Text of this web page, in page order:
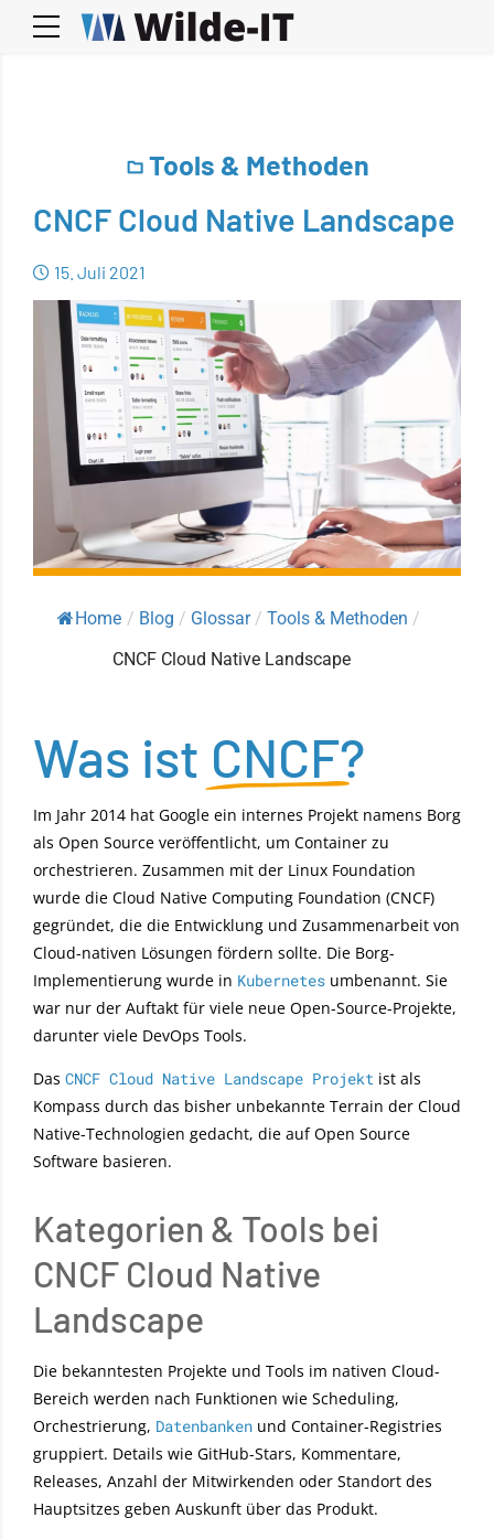
Tools & Methoden
CNCF Cloud Native Landscape
15. Juli 2021
Home / Blog / Glossar / Tools & Methoden /
CNCF Cloud Native Landscape
Was ist CNCF?
Im Jahr 2014 hat Google ein internes Projekt namens Borg
als Open Source veröffentlicht, um Container zu
orchestrieren. Zusammen mit der Linux Foundation
wurde die Cloud Native Computing Foundation (CNCF)
gegründet, die die Entwicklung und Zusammenarbeit von
Cloud-nativen Lösungen fördern sollte. Die Borg-
Implementierung wurde in Kubernetes umbenannt. Sie
war nur der Auftakt für viele neue Open-Source-Projekte,
darunter viele DevOps Tools.
Das CNCF Cloud Native Landscape Projekt ist als
Kompass durch das bisher unbekannte Terrain der Cloud
Native-Technologien gedacht, die auf Open Source
Software basieren.
Kategorien & Tools bei
CNCF Cloud Native
Landscape
Die bekanntesten Projekte und Tools im nativen Cloud-
Bereich werden nach Funktionen wie Scheduling,
Orchestrierung, Datenbanken und Container-Registries
gruppiert. Details wie GitHub-Stars, Kommentare,
Releases, Anzahl der Mitwirkenden oder Standort des
Hauptsitzes geben Auskunft über das Produkt.